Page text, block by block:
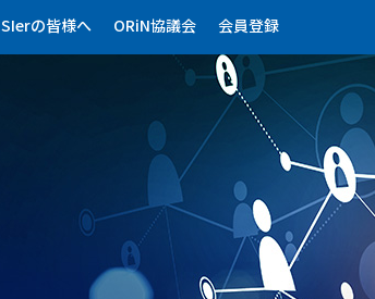
SIerの皆様へ ORiN協議会 会員登録